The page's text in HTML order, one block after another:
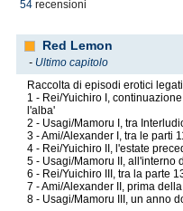
54 recensioni
Red Lemon
- Ultimo capitolo
Raccolta di episodi erotici
1 - Rei/Yuichiro I,
l'alba'
2 - Usagi/Mamoru I, tra
3 - Ami/Alexander I, tra le parti
4 - Rei/Yuichiro II, l'estate
5 - Usagi/Mamoru II, all'interno
6 - Rei/Yuichiro III, tra la parte
7 - Ami/Alexander II, prima
8 - Usagi/Mamoru III, un anno